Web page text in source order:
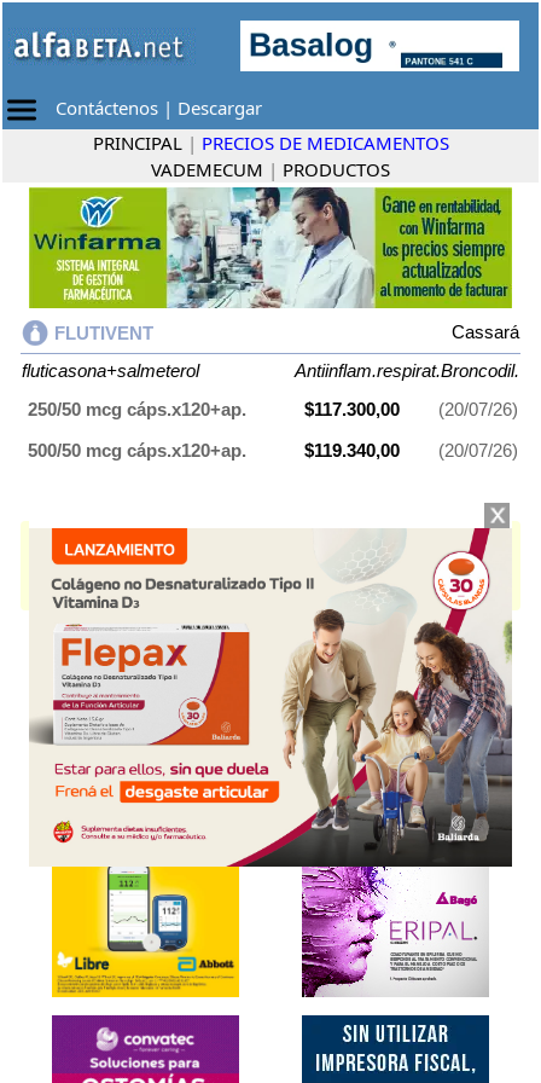
Contáctenos | Descargar
PRINCIPAL | PRECIOS DE MEDICAMENTOS
VADEMECUM | PRODUCTOS
FLUTIVENT
Cassará
fluticasona+salmeterol
Antiinflam.respirat.Broncodil.
250/50 mcg cáps.x120+ap.
$117.300,00
(20/07/26)
500/50 mcg cáps.x120+ap.
$119.340,00 (20/07/26)
FLUTIVENTcontiene
y se indica como
Antiinflam.respirat.Broncodil.
Cassará
y cuenta con 2
presentaciones disponibles.
Explorar más
Otros productos con
fluticasona+salmeterol
Otros productos de
Cassará